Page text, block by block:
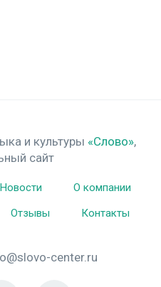
и культуры «Слово»,
сайт
Новости
О компании
Отзывы Контакты
center.ru